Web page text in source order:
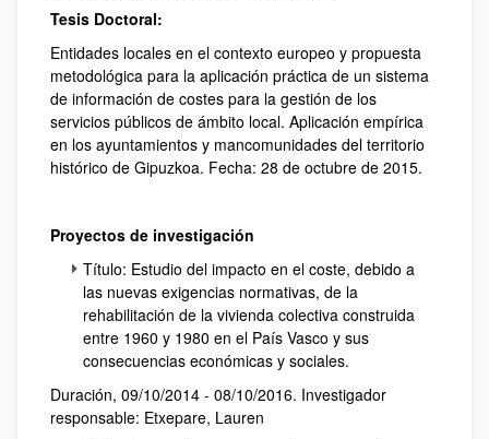
Tesis Doctoral:
Entidades locales en el contexto europeo y propuesta
metodológica para la aplicación práctica de un sistema
de información de costes para la gestión de los
servicios públicos de ámbito local. Aplicación empírica
en los ayuntamientos y mancomunidades del territorio
histórico de Gipuzkoa. Fecha: 28 de octubre de 2015.
Proyectos de investigación
Título: Estudio del impacto en el coste, debido a
las nuevas exigencias normativas, de la
rehabilitación de la vivienda colectiva construida
entre 1960 y 1980 en el País Vasco y sus
consecuencias económicas y sociales.
Duración, 09/10/2014 - 08/10/2016. Investigador
responsable: Etxepare, Lauren